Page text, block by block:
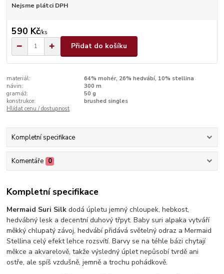
Nejsme plátci DPH
590 Kč/ks
Přidat do košíku
materiál:
64% mohér, 26% hedvábí, 10% stellina
návin:
300 m
gramáž:
50 g
konstrukce:
brushed singles
Hlídat cenu / dostupnost
Kompletní specifikace
Komentáře 0
Kompletní specifikace
Mermaid Suri Silk dodá úpletu jemný chloupek, hebkost,
hedvábný lesk a decentní duhový třpyt. Baby suri alpaka vytváří
měkký chlupatý závoj, hedvábí přidává světelný odraz a Mermaid
Stellina celý efekt lehce rozsvítí. Barvy se na téhle bázi chytají
měkce a akvarelově, takže výsledný úplet nepůsobí tvrdě ani
ostře, ale spíš vzdušně, jemně a trochu pohádkově.